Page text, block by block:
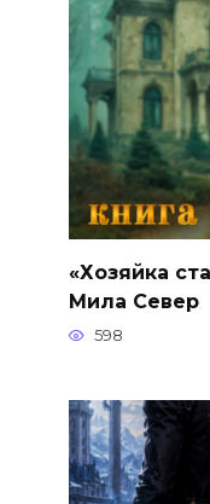
«Хозяйка
Мила Север
598